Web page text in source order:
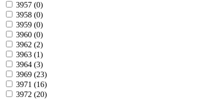
3957 (0)
3958 (0)
3959 (0)
3960 (0)
3962 (2)
3963 (1)
3964 (3)
3969 (23)
3971 (16)
3972 (20)